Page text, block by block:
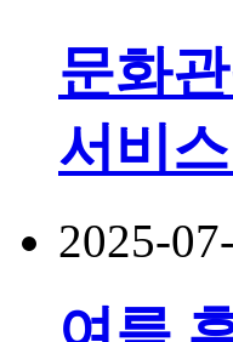
문화
서비
2025-